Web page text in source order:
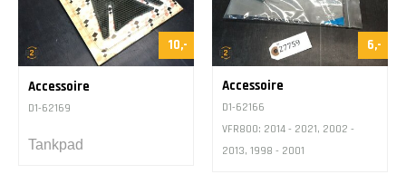
10,-
Accessoire
D1-62169
Tankpad
6,-
Accessoire
D1-62166
VFR800: 2014 - 2021, 2002 -
2013, 1998 - 2001